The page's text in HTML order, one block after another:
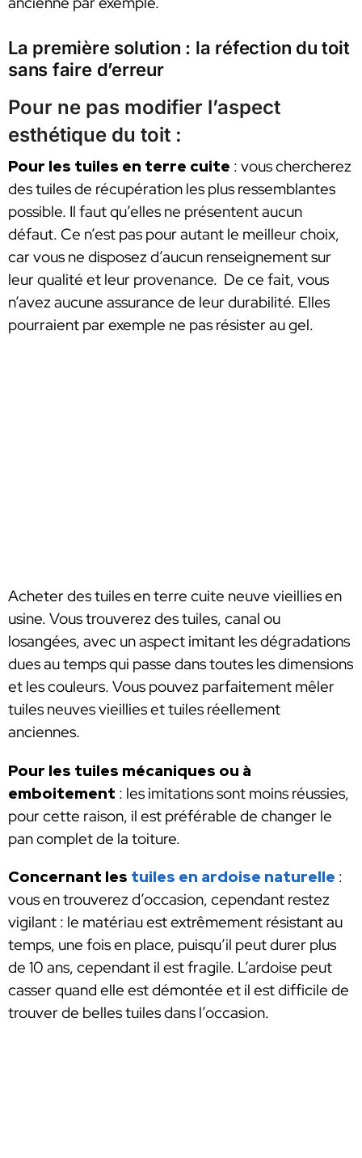
La première solution : la réfection du toit
sans faire d’erreur
Pour ne pas modifier l’aspect
esthétique du toit :
Pour les tuiles en terre cuite : vous chercherez
des tuiles de récupération les plus ressemblantes
possible. Il faut qu’elles ne présentent aucun
défaut. Ce n’est pas pour autant le meilleur choix,
car vous ne disposez d’aucun renseignement sur
leur qualité et leur provenance. De ce fait, vous
n’avez aucune assurance de leur durabilité. Elles
pourraient par exemple ne pas résister au gel.
Acheter des tuiles en terre cuite neuve vieillies en
usine. Vous trouverez des tuiles, canal ou
losangées, avec un aspect imitant les dégradations
dues au temps qui passe dans toutes les dimensions
et les couleurs. Vous pouvez parfaitement mêler
tuiles neuves vieillies et tuiles réellement
anciennes.
Pour les tuiles mécaniques ou à
emboitement : les imitations sont moins réussies,
pour cette raison, il est préférable de changer le
pan complet de la toiture.
Concernant les tuiles en ardoise naturelle :
vous en trouverez d’occasion, cependant restez
vigilant : le matériau est extrêmement résistant au
temps, une fois en place, puisqu’il peut durer plus
de 10 ans, cependant il est fragile. L’ardoise peut
casser quand elle est démontée et il est difficile de
trouver de belles tuiles dans l’occasion.